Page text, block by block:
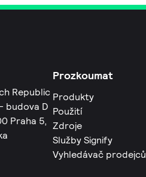
Republic
budova D
Praha 5,
Prozkoumat
Produkty
Použití
Zdroje
Služby Signify
Vyhledávač prodejců